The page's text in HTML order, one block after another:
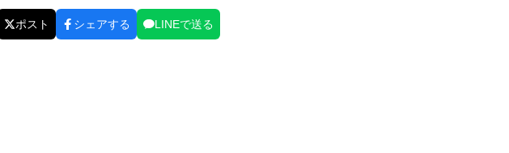
ポスト シェアする LINEで送る